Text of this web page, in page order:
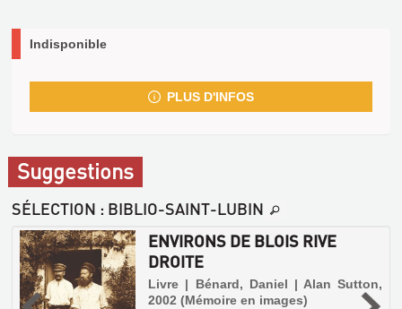
Indisponible
PLUS D'INFOS
Suggestions
SÉLECTION : BIBLIO-SAINT-LUBIN
ENVIRONS DE BLOIS RIVE
DROITE
Livre | Bénard, Daniel | Alan Sutton,
2002 (Mémoire en images)